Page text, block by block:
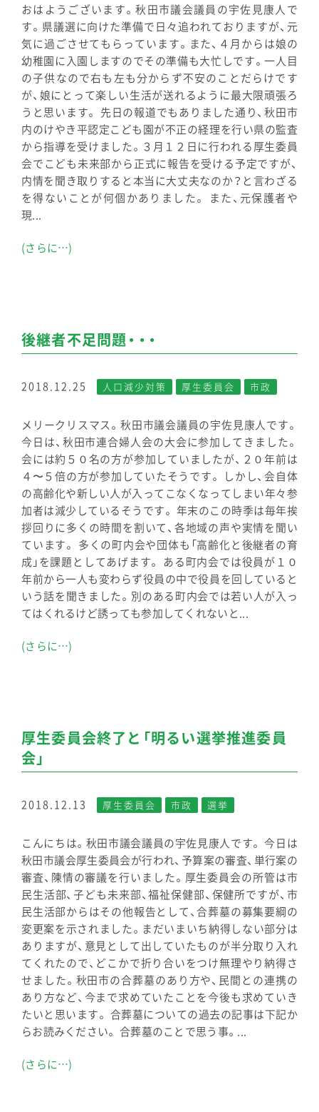
おはようございます。秋田市議会議員の宇佐見康人で
す。県議選に向けた準備で日々追われておりますが、元
気に過ごさせてもらっています。また、４月からは娘の
幼稚園に入園しますのでその準備も大忙しです。一人目
の子供なので右も左も分からず不安のことだらけです
が、娘にとって楽しい生活が送れるように最大限頑張ろ
うと思います。 先日の報道でもありました通り、秋田市
内のけやき平認定こども園が不正の経理を行い県の監査
から指導を受けました。３月１２日に行われる厚生委員
会でこども未来部から正式に報告を受ける予定ですが、
内情を聞き取りすると本当に大丈夫なのか？と言わざる
を得ないことが何個かありました。 また、元保護者や
現...
(さらに…)
後継者不足問題・・・
2018.12.25 人口減少対策 厚生委員会 市政
メリークリスマス。秋田市議会議員の宇佐見康人です。
今日は、秋田市連合婦人会の大会に参加してきました。
会には約５０名の方が参加していましたが、２０年前は
４〜５倍の方が参加していたそうです。 しかし、会自体
の高齢化や新しい人が入ってこなくなってしまい年々参
加者は減少しているそうです。 年末のこの時季は毎年挨
拶回りに多くの時間を割いて、各地域の声や実情を聞い
ています。 多くの町内会や団体も「高齢化と後継者の育
成」を課題としてあげます。 ある町内会では役員が１０
年前から一人も変わらず役員の中で役員を回していると
いう話を聞きました。別のある町内会では若い人が入っ
てはくれるけど誘っても参加してくれないと...
(さらに…)
厚生委員会終了と「明るい選挙推進委員
会」
2018.12.13 厚生委員会 市政 選挙
こんにちは。秋田市議会議員の宇佐見康人です。 今日は
秋田市議会厚生委員会が行われ、予算案の審査、単行案の
審査、陳情の審議を行いました。厚生委員会の所管は市
民生活部、子ども未来部、福祉保健部、保健所ですが、市
民生活部からはその他報告として、合葬墓の募集要綱の
変更案を示されました。まだいまいち納得しない部分は
ありますが、意見として出していたものが半分取り入れ
てくれたので、どこかで折り合いをつけ無理やり納得さ
せました。秋田市の合葬墓のあり方や、民間との連携の
あり方など、今まで求めていたことを今後も求めていき
たいと思います。 合葬墓についての過去の記事は下記か
らお読みください。 合葬墓のことで思う事。...
(さらに…)